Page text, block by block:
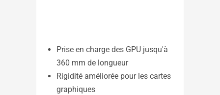
Prise en charge des GPU jusqu'à
360 mm de longueur
Rigidité améliorée pour les cartes
graphiques